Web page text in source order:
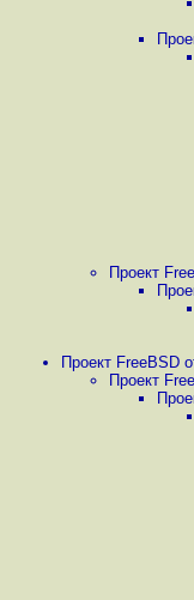
Проект
Проект FreeBSD
Проект